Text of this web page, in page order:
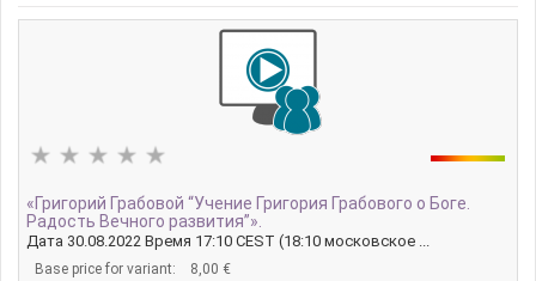
«Григорий Грабовой “Учение Григория Грабового о Боге.
Радость Вечного развития”».
Дата 30.08.2022 Время 17:10 CEST (18:10 московское ...
Base price for variant:
8,00 €